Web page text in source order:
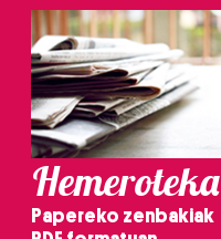
Hemeroteka
Papereko zenbakiak